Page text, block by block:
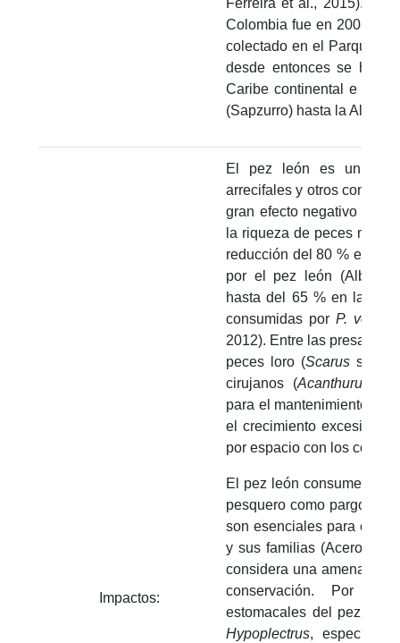
Ferreira et al., 2015). El
Colombia fue en 2008 en
colectado en el Parque
desde entonces se han
Caribe continental e
(Sapzurro) hasta la Alta
Impactos:
El pez león es un
arrecifales y otros
gran efecto negativo
la riqueza de peces
reducción del 80 % en el
por el pez león (Albins
hasta del 65 % en la
consumidas por P.
2012). Entre las presas
peces loro (Scarus spp.
cirujanos (Acanthurus
para el mantenimiento de
el crecimiento excesivo
por espacio con los
El pez león consume los
pesquero como pargos,
son esenciales para el
y sus familias (Acero et
considera una amenaza
conservación. Por
estomacales del pez
Hypoplectrus, especie